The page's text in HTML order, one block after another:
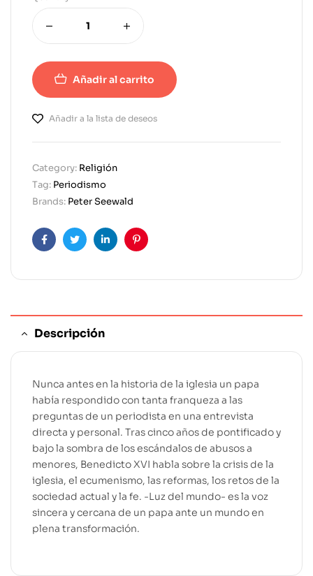
Añadir al carrito
Añadir a la lista de deseos
Category: Religión
Tag: Periodismo
Brands: Peter Seewald
FacebookTwitterLinkedinPinterest
Descripción
Nunca antes en la historia de la iglesia un papa
había respondido con tanta franqueza a las
preguntas de un periodista en una entrevista
directa y personal. Tras cinco años de pontificado y
bajo la sombra de los escándalos de abusos a
menores, Benedicto XVI habla sobre la crisis de la
iglesia, el ecumenismo, las reformas, los retos de la
sociedad actual y la fe. -Luz del mundo- es la voz
sincera y cercana de un papa ante un mundo en
plena transformación.